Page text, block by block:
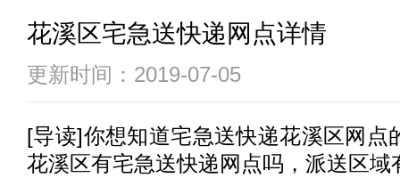
花溪区宅急送快递网点详情
更新时间：2019-07-05
[导读]你想知道宅急送快递花溪区网点
花溪区有宅急送快递 网点吗，派送区